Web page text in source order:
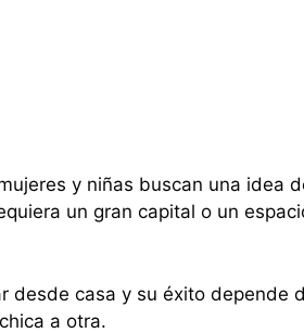
y niñas buscan una idea
un gran capital o un
desde casa y su éxito depende
a otra.